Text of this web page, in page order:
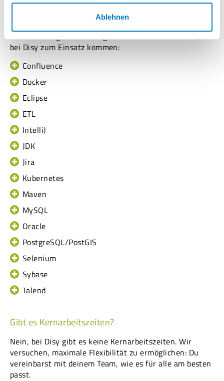
Ablehnen
Mit welchen Tools arbeitet ihr?
Das sind einige der wichtigsten Tools und Methoden, die
bei Disy zum Einsatz kommen:
Confluence
Docker
Eclipse
ETL
IntelliJ
JDK
Jira
Kubernetes
Maven
MySQL
Oracle
PostgreSQL/PostGIS
Selenium
Sybase
Talend
Gibt es Kernarbeitszeiten?
Nein, bei Disy gibt es keine Kernarbeitszeiten. Wir
versuchen, maximale Flexibilität zu ermöglichen: Du
vereinbarst mit deinem Team, wie es für alle am besten
passt.